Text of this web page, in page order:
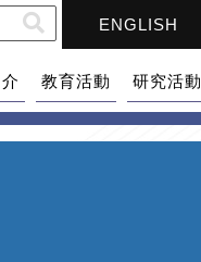
ENGLISH
教育活動 研究活動